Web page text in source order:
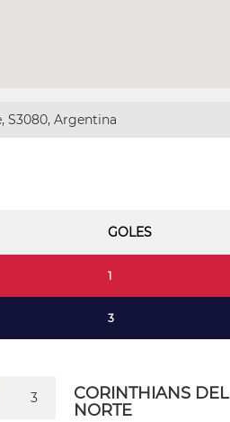
S3080, Argentina
GOLES
1
3
CORINTHIANS DEL
NORTE
3